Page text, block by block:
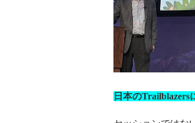
日本のTrailblazers